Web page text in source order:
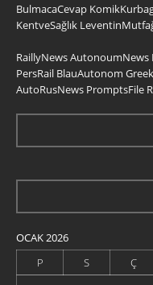
BulmacaCevap
KentveSağlık
RaillyNewsAutonoumNews
PersRail BlauAutonom
AutoRusNews PromptsFile
OCAK 2026
P
S Ç